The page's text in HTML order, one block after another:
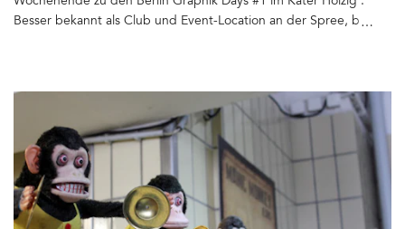
Besser bekannt als Club und Event-Location an der Spree, bieten
signiert mitnehmen. Live-Painting und -Musik, DJs und am
abends Party – dies und noch viel mehr steht auf dem Programm,
dazu Getränke von der Bar und ein knisterndes Feuer im Hof. Bei
Manolis Angelakis und Paris Koutsikos habe ich zwei geniale
Drucke erstanden. Eine Schrift-Grafik mit Tafellack und
fluoriszierender Farbe und eine gedruckt in Kupferfarbe. Tolle
Geschenke. Auf einem der Tische türmen sich Rollen mit